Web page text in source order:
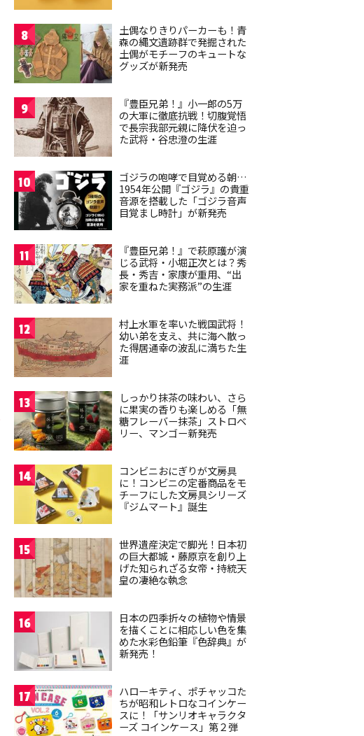
8
土偶なりきりパーカーも！青
森の縄文遺跡群で発掘された
土偶がモチーフのキュートな
グッズが新発売
9
『豊臣兄弟！』小一郎の5万
の大軍に徹底抗戦！切腹覚悟
で長宗我部元親に降伏を迫っ
た武将・谷忠澄の生涯
10
ゴジラの咆哮で目覚める朝…
1954年公開『ゴジラ』の貴重
音源を搭載した「ゴジラ音声
目覚まし時計」が新発売
11
『豊臣兄弟！』で萩原護が演
じる武将・小堀正次とは？秀
長・秀吉・家康が重用、“出
家を重ねた実務派”の生涯
12
村上水軍を率いた戦国武将！
幼い弟を支え、共に海へ散っ
た得居通幸の波乱に満ちた生
涯
13
しっかり抹茶の味わい、さら
に果実の香りも楽しめる「無
糖フレーバー抹茶」ストロベ
リー、マンゴー新発売
14
コンビニおにぎりが文房具
に！コンビニの定番商品をモ
チーフにした文房具シリーズ
『ジムマート』誕生
15
世界遺産決定で脚光！日本初
の巨大都城・藤原京を創り上
げた知られざる女帝・持統天
皇の凄絶な執念
16
日本の四季折々の植物や情景
を描くことに相応しい色を集
めた水彩色鉛筆『色辞典』が
新発売！
17
ハローキティ、ポチャッコた
ちが昭和レトロなコインケー
スに！「サンリオキャラクタ
ーズ コインケース」第２弾